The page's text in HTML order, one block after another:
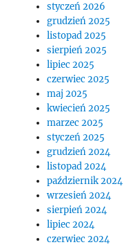
styczeń 2026
grudzień 2025
listopad 2025
sierpień 2025
lipiec 2025
czerwiec 2025
maj 2025
kwiecień 2025
marzec 2025
styczeń 2025
grudzień 2024
listopad 2024
październik 2024
wrzesień 2024
sierpień 2024
lipiec 2024
czerwiec 2024